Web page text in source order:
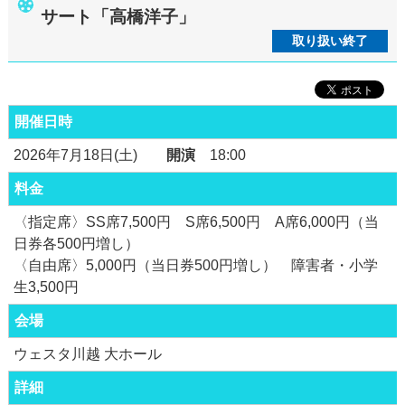
サート「高橋洋子」
取り扱い終了
開催日時
2026年7月18日(土) 開演18:00
料金
〈指定席〉SS席7,500円 S席6,500円 A席6,000円（当
日券各500円増し）
〈自由席〉5,000円（当日券500円増し） 障害者・小学
生3,500円
会場
ウェスタ川越 大ホール
詳細